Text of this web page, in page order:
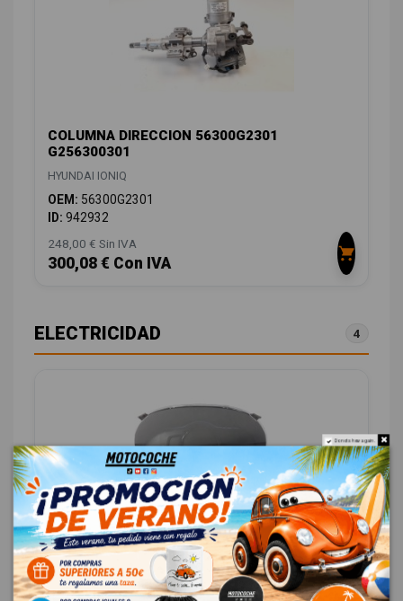
COLUMNA DIRECCION 56300G2301
G256300301
HYUNDAI IONIQ
OEM: 56300G2301
ID: 942932
248,00 € Sin IVA
300,08 € Con IVA
ELECTRICIDAD 4
CUADRO INSTRUMENTOS 94023G2350
HYUNDAI IONIQ
OEM:94023G2350
Do not show again.